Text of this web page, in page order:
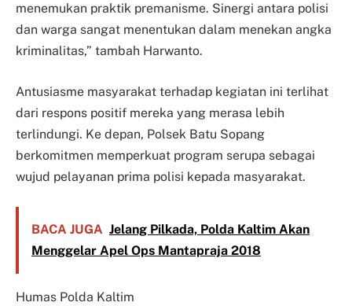
menemukan praktik premanisme. Sinergi antara polisi
dan warga sangat menentukan dalam menekan angka
kriminalitas,” tambah Harwanto.
Antusiasme masyarakat terhadap kegiatan ini terlihat
dari respons positif mereka yang merasa lebih
terlindungi. Ke depan, Polsek Batu Sopang
berkomitmen memperkuat program serupa sebagai
wujud pelayanan prima polisi kepada masyarakat.
BACA JUGA Jelang Pilkada, Polda Kaltim Akan
Menggelar Apel Ops Mantapraja 2018
Humas Polda Kaltim